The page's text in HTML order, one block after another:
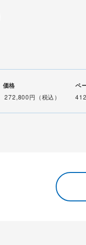
価格
272,800円（税込）
ペ